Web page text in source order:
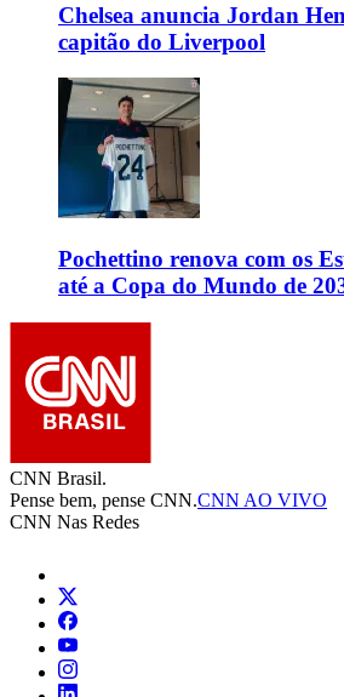
Chelsea anuncia Jordan
capitão do Liverpool
Pochettino renova com os
até a Copa do Mundo de
CNN Brasil.
Pense bem, pense CNN.CNN AO VIVO
CNN Nas Redes